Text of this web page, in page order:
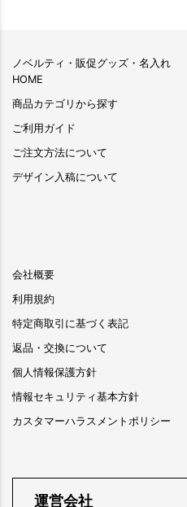
ノベルティ・販促グッズ・名入れ
HOME
商品カテゴリから探す
ご利用ガイド
ご注文方法について
デザイン入稿について
会社概要
利用規約
特定商取引に基づく表記
返品・交換について
個人情報保護方針
情報セキュリティ基本方針
カスタマーハラスメントポリシー
運営会社